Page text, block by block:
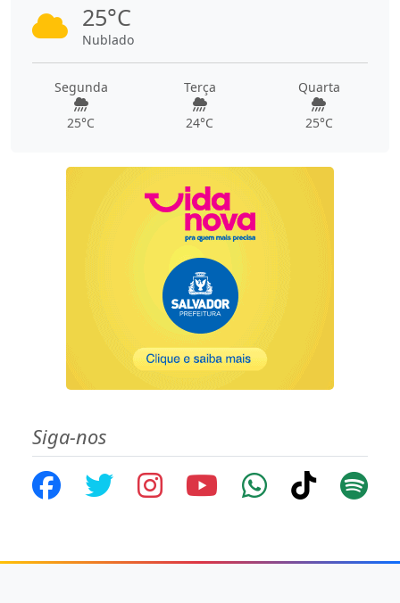
25°C
Nublado
Segunda
25°C
Terça
24°C
Quarta
25°C
Siga-nos